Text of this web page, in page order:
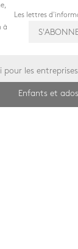
à
Les lettres
pour les entreprises
Enfants et ados